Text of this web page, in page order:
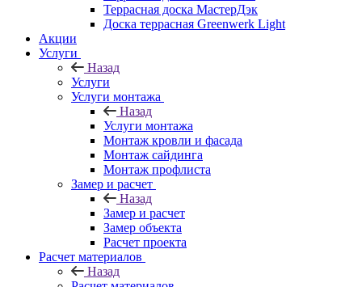
Террасная доска МастерДэк
Доска террасная Greenwerk Light
Акции
Услуги
Назад
Услуги
Услуги монтажа
Назад
Услуги монтажа
Монтаж кровли и фасада
Монтаж сайдинга
Монтаж профлиста
Замер и расчет
Назад
Замер и расчет
Замер объекта
Расчет проекта
Расчет материалов
Назад